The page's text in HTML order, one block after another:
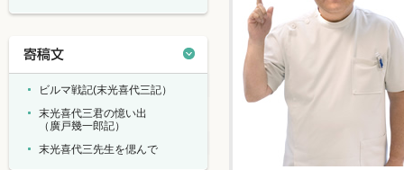
ビルマ戦記(末光喜代三記）
末光喜代三君の憶い出
（廣戸幾一郎記）
末光喜代三先生を偲んで